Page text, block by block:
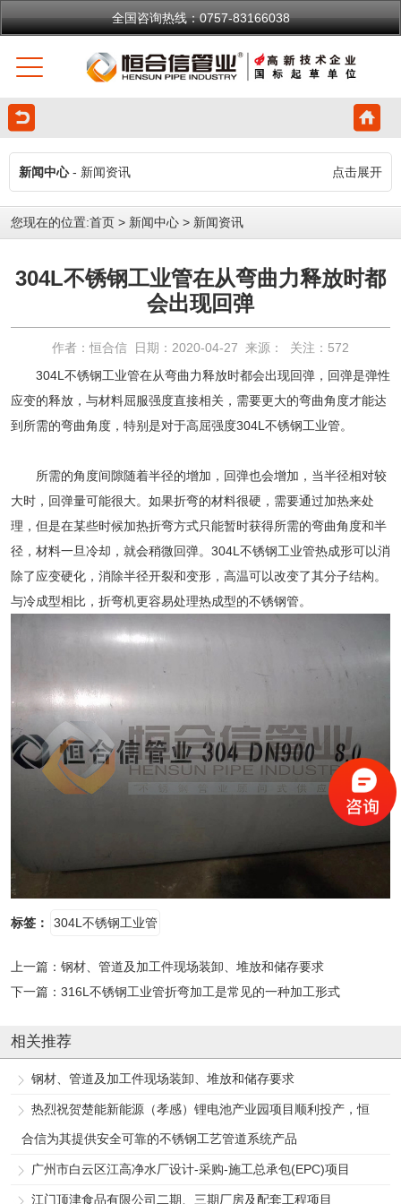
全国咨询热线：0757-83166038
新闻中心- 新闻资讯 点击展开
您现在的位置:首页 > 新闻中心 > 新闻资讯
304L不锈钢工业管在从弯曲力释放时都
会出现回弹
作者：恒合信 日期：2020-04-27 来源： 关注： 572
304L不锈钢工业管在从弯曲力释放时都会出现回弹，回弹是弹性
应变的释放，与材料屈服强度直接相关，需要更大的弯曲角度才能达
到所需的弯曲角度，特别是对于高屈强度304L不锈钢工业管。
所需的角度间隙随着半径的增加，回弹也会增加，当半径相对较
大时，回弹量可能很大。如果折弯的材料很硬，需要通过加热来处
理，但是在某些时候加热折弯方式只能暂时获得所需的弯曲角度和半
径，材料一旦冷却，就会稍微回弹。304L不锈钢工业管热成形可以消
除了应变硬化，消除半径开裂和变形，高温可以改变了其分子结构。
与冷成型相比，折弯机更容易处理热成型的不锈钢管。
标签： 304L不锈钢工业管
上一篇： 钢材、管道及加工件现场装卸、堆放和储存要求
下一篇： 316L不锈钢工业管折弯加工是常见的一种加工形式
相关推荐
钢材、管道及加工件现场装卸、堆放和储存要求
热烈祝贺楚能新能源（孝感）锂电池产业园项目顺利投产，恒
合信为其提供安全可靠的不锈钢工艺管道系统产品
广州市白云区江高净水厂设计-采购-施工总承包(EPC)项目
江门顶津食品有限公司二期、三期厂房及配套工程项目